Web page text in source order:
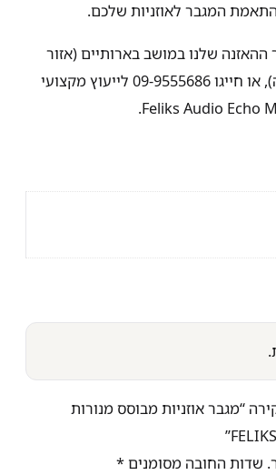
המגבר לאוזניות שלכם.
ההאזנה שלנו במושב בארותיים (אזור
השרון, נתניה והסביבה), או חייגו 09-9555686 לייעוץ מקצועי
“מגבר אוזניות מבוסס מנורות
שדות החובה מסומנים *